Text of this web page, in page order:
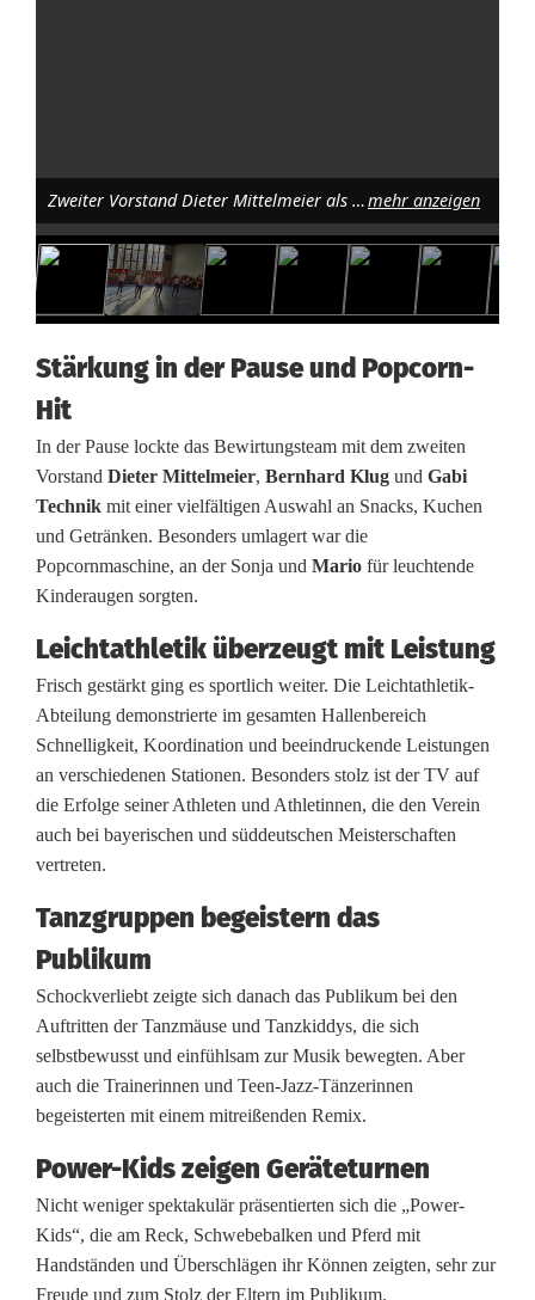
Zweiter Vorstand Dieter Mittelmeier als Verpflegungsprofi. Bild: Gabriele Buchbindermehr anzeigen
Stärkung in der Pause und Popcorn-
Hit
In der Pause lockte das Bewirtungsteam mit dem zweiten
Vorstand Dieter Mittelmeier, Bernhard Klug und Gabi
Technik mit einer vielfältigen Auswahl an Snacks, Kuchen
und Getränken. Besonders umlagert war die
Popcornmaschine, an der Sonja und Mario für leuchtende
Kinderaugen sorgten.
Leichtathletik überzeugt mit Leistung
Frisch gestärkt ging es sportlich weiter. Die Leichtathletik-
Abteilung demonstrierte im gesamten Hallenbereich
Schnelligkeit, Koordination und beeindruckende Leistungen
an verschiedenen Stationen. Besonders stolz ist der TV auf
die Erfolge seiner Athleten und Athletinnen, die den Verein
auch bei bayerischen und süddeutschen Meisterschaften
vertreten.
Tanzgruppen begeistern das
Publikum
Schockverliebt zeigte sich danach das Publikum bei den
Auftritten der Tanzmäuse und Tanzkiddys, die sich
selbstbewusst und einfühlsam zur Musik bewegten. Aber
auch die Trainerinnen und Teen-Jazz-Tänzerinnen
begeisterten mit einem mitreißenden Remix.
Power-Kids zeigen Geräteturnen
Nicht weniger spektakulär präsentierten sich die „Power-
Kids“, die am Reck, Schwebebalken und Pferd mit
Handständen und Überschlägen ihr Können zeigten, sehr zur
Freude und zum Stolz der Eltern im Publikum.